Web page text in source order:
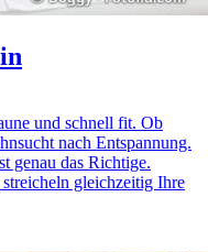
und schnell fit. Ob
nach Entspannung.
genau das Richtige.
gleichzeitig Ihre